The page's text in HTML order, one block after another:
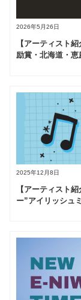
2026年5月26日
【アーティスト
励賞・北海道・恵
2025年12月8日
【アーティスト
ー”アイリッシュ